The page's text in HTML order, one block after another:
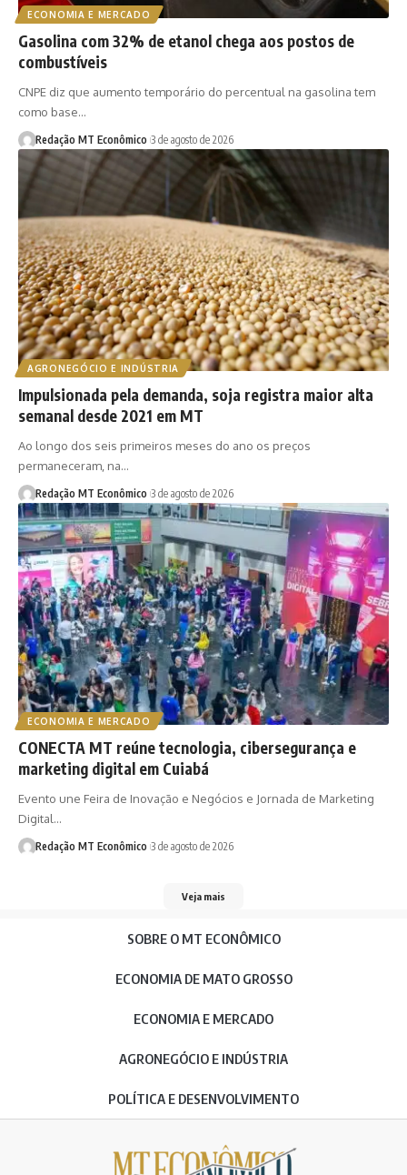
ECONOMIA E MERCADO
Gasolina com 32% de etanol chega aos postos de
combustíveis
CNPE diz que aumento temporário do percentual na gasolina tem
como base…
Redação MT Econômico 3 de agosto de 2026
AGRONEGÓCIO E INDÚSTRIA
Impulsionada pela demanda, soja registra maior alta
semanal desde 2021 em MT
Ao longo dos seis primeiros meses do ano os preços
permaneceram, na…
Redação MT Econômico 3 de agosto de 2026
ECONOMIA E MERCADO
CONECTA MT reúne tecnologia, cibersegurança e
marketing digital em Cuiabá
Evento une Feira de Inovação e Negócios e Jornada de Marketing
Digital…
Redação MT Econômico 3 de agosto de 2026
Veja mais
SOBRE O MT ECONÔMICO
ECONOMIA DE MATO GROSSO
ECONOMIA E MERCADO
AGRONEGÓCIO E INDÚSTRIA
POLÍTICA E DESENVOLVIMENTO